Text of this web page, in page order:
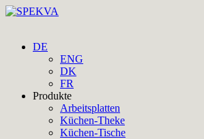
DE
ENG
DK
FR
Produkte
Arbeitsplatten
Küchen-Theke
Küchen-Tische